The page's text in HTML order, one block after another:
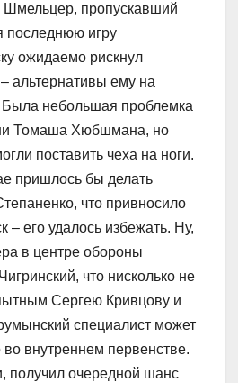
Шмельцер, пропускавший
последнюю игру
ожидаемо рискнул
альтернативы ему на
Была небольшая проблемка
Томаша Хюбшмана, но
поставить чеха на ноги.
пришлось бы делать
что привносило
– его удалось избежать. Ну,
в центре обороны
что нисколько не
Сергею Кривцову и
специалист может
во внутреннем первенстве.
получил очередной шанс